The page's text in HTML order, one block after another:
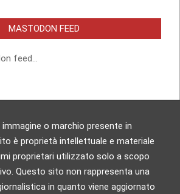
MASTODON FEED
feed...
immagine o marchio presente in
è proprietà intellettuale e materiale
proprietari utilizzato solo a scopo
Questo sito non rappresenta una
in quanto viene aggiornato